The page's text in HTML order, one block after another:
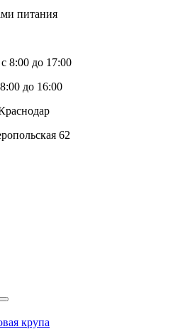
питания
8:00 до 17:00
до 16:00
62
крупа